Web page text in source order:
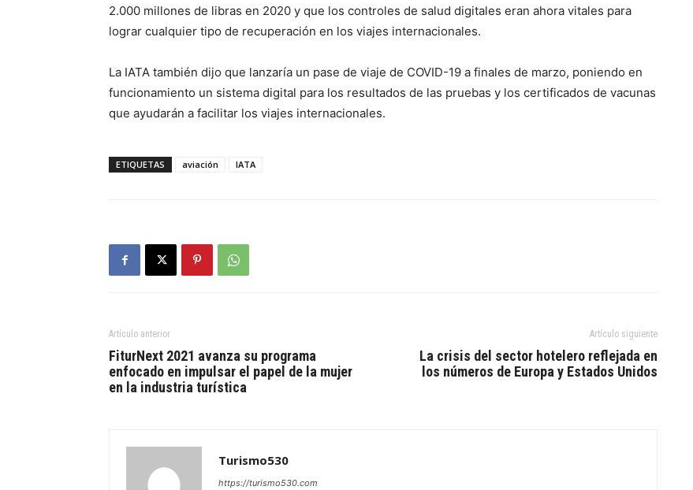
2.000 millones de libras en 2020 y que los controles de salud digitales eran ahora vitales para
lograr cualquier tipo de recuperación en los viajes internacionales.
La IATA también dijo que lanzaría un pase de viaje de COVID-19 a finales de marzo, poniendo en
funcionamiento un sistema digital para los resultados de las pruebas y los certificados de vacunas
que ayudarán a facilitar los viajes internacionales.
ETIQUETAS aviación IATA
Artículo anterior
FiturNext 2021 avanza su programa
enfocado en impulsar el papel de la mujer
en la industria turística
Artículo siguiente
La crisis del sector hotelero reflejada en
los números de Europa y Estados Unidos
Turismo530
https://turismo530.com